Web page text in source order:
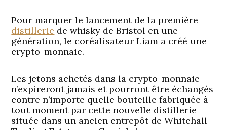
Pour marquer le lancement de la première
distillerie de whisky de Bristol en une
génération, le coréalisateur Liam a créé une
crypto-monnaie.
Les jetons achetés dans la crypto-monnaie
n’expireront jamais et pourront être échangés
contre n’importe quelle bouteille fabriquée à
tout moment par cette nouvelle distillerie
située dans un ancien entrepôt de Whitehall